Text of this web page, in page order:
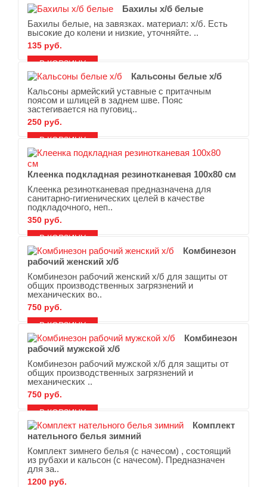
Бахилы х/б белые
Бахилы белые, на завязках. материал: х/б. Есть
высокие до колени и низкие, уточняйте. ..
135 руб.
Кальсоны белые х/б
Кальсоны армейский уставные с притачным
поясом и шлицей в заднем шве. Пояс
застегивается на пуговиц..
250 руб.
Клеенка подкладная резинотканевая 100х80 см
Клеенка резинотканевая предназначена для
санитарно-гигиенических целей в качестве
подкладочного, неп..
350 руб.
Комбинезон
рабочий женский х/б
Комбинезон рабочий женский х/б для защиты от
общих производственных загрязнений и
механических во..
750 руб.
Комбинезон
рабочий мужской х/б
Комбинезон рабочий мужской х/б для защиты от
общих производственных загрязнений и
механических ..
750 руб.
Комплект
нательного белья зимний
Комплект зимнего белья (с начесом) , состоящий
из рубахи и кальсон (с начесом). Предназначен
для за..
1200 руб.